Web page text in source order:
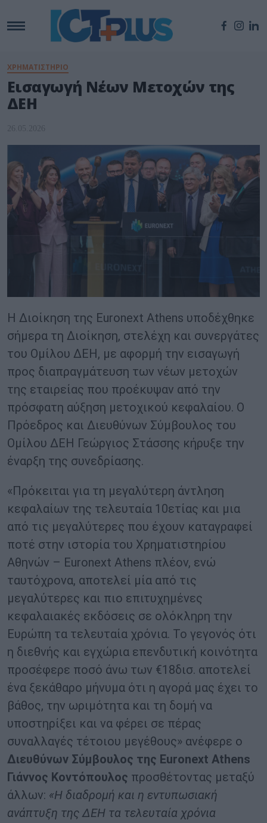
ΧΡΗΜΑΤΙΣΤΗΡΙΟ
Εισαγωγή Νέων Μετοχών της
ΔΕΗ
26.05.2026
H Διοίκηση της Euronext Athens υποδέχθηκε
σήμερα τη Διοίκηση, στελέχη και συνεργάτες
του Ομίλου ΔΕΗ, με αφορμή την εισαγωγή
προς διαπραγμάτευση των νέων μετοχών
της εταιρείας που προέκυψαν από την
πρόσφατη αύξηση μετοχικού κεφαλαίου. Ο
Πρόεδρος και Διευθύνων Σύμβουλος του
Ομίλου ΔΕΗ Γεώργιος Στάσσης κήρυξε την
έναρξη της συνεδρίασης.
«Πρόκειται για τη μεγαλύτερη άντληση
κεφαλαίων της τελευταία 10ετίας και μια
από τις μεγαλύτερες που έχουν καταγραφεί
ποτέ στην ιστορία του Χρηματιστηρίου
Αθηνών – Euronext Athens πλέον, ενώ
ταυτόχρονα, αποτελεί μία από τις
μεγαλύτερες και πιο επιτυχημένες
κεφαλαιακές εκδόσεις σε ολόκληρη την
Ευρώπη τα τελευταία χρόνια. Το γεγονός ότι
η διεθνής και εγχώρια επενδυτική κοινότητα
προσέφερε ποσό άνω των €18δισ. αποτελεί
ένα ξεκάθαρο μήνυμα ότι η αγορά μας έχει το
βάθος, την ωριμότητα και τη δομή να
υποστηρίξει και να φέρει σε πέρας
συναλλαγές τέτοιου μεγέθους» ανέφερε ο
Διευθύνων Σύμβουλος της Euronext Athens
Γιάννος Κοντόπουλος προσθέτοντας μεταξύ
άλλων: «Η διαδρομή και η εντυπωσιακή
ανάπτυξη της ΔΕΗ τα τελευταία χρόνια